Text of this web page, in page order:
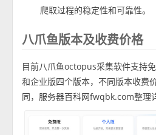
爬取过程的稳定性和可靠性。
八爪鱼版本及收费价格
目前八爪鱼octopus采集软件支持
和企业版四个版本，不同版本收费
同，服务器百科网fwqbk.com整理